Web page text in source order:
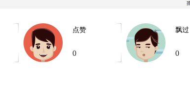
点赞
0
飘过
0